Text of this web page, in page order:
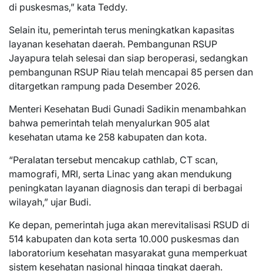
di puskesmas,” kata Teddy.
Selain itu, pemerintah terus meningkatkan kapasitas
layanan kesehatan daerah. Pembangunan RSUP
Jayapura telah selesai dan siap beroperasi, sedangkan
pembangunan RSUP Riau telah mencapai 85 persen dan
ditargetkan rampung pada Desember 2026.
Menteri Kesehatan Budi Gunadi Sadikin menambahkan
bahwa pemerintah telah menyalurkan 905 alat
kesehatan utama ke 258 kabupaten dan kota.
“Peralatan tersebut mencakup cathlab, CT scan,
mamografi, MRI, serta Linac yang akan mendukung
peningkatan layanan diagnosis dan terapi di berbagai
wilayah,” ujar Budi.
Ke depan, pemerintah juga akan merevitalisasi RSUD di
514 kabupaten dan kota serta 10.000 puskesmas dan
laboratorium kesehatan masyarakat guna memperkuat
sistem kesehatan nasional hingga tingkat daerah.